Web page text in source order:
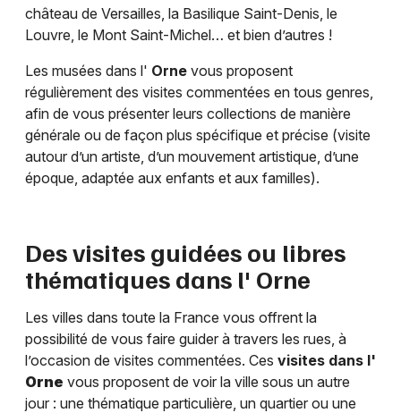
château de Versailles, la Basilique Saint-Denis, le
Louvre, le Mont Saint-Michel… et bien d’autres !
Les musées dans l' Orne vous proposent
régulièrement des visites commentées en tous genres,
afin de vous présenter leurs collections de manière
générale ou de façon plus spécifique et précise (visite
autour d’un artiste, d’un mouvement artistique, d’une
époque, adaptée aux enfants et aux familles).
Des visites guidées ou libres
thématiques dans l' Orne
Les villes dans toute la France vous offrent la
possibilité de vous faire guider à travers les rues, à
l’occasion de visites commentées. Ces visites dans l'
Orne vous proposent de voir la ville sous un autre
jour : une thématique particulière, un quartier ou une